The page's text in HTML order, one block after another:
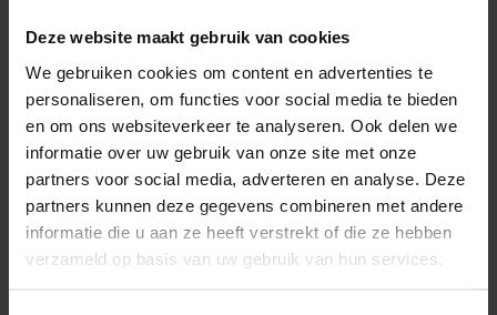
Deze website maakt gebruik van cookies
We gebruiken cookies om content en advertenties te
personaliseren, om functies voor social media te bieden
en om ons websiteverkeer te analyseren. Ook delen we
informatie over uw gebruik van onze site met onze
partners voor social media, adverteren en analyse. Deze
partners kunnen deze gegevens combineren met andere
informatie die u aan ze heeft verstrekt of die ze hebben
verzameld op basis van uw gebruik van hun services.
ontleend aan de genoemde gegevens.
Accessoires
Entertainment & Media
Apple Carplay/Android Auto
audio installatie